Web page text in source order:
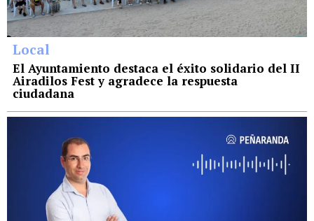
Local
El Ayuntamiento destaca el éxito solidario del II
Airadilos Fest y agradece la respuesta
ciudadana